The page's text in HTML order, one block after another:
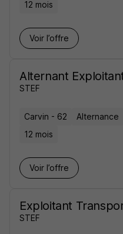
12 mois
Voir l’offre
Alternant
STEF
Carvin - 62 Alternance
12 mois
Voir l’offre
Exploitant
STEF